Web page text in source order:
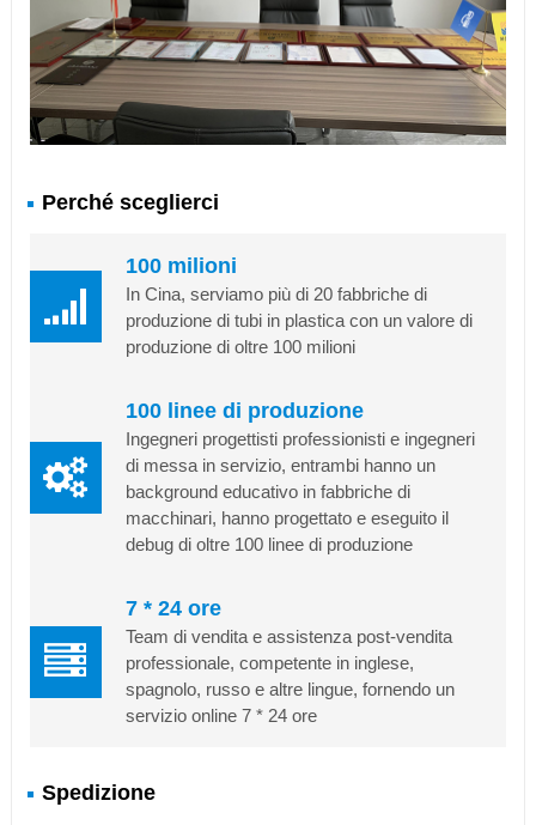
Perché sceglierci
100 milioni
In Cina, serviamo più di 20 fabbriche di
produzione di tubi in plastica con un valore di
produzione di oltre 100 milioni
100 linee di produzione
Ingegneri progettisti professionisti e ingegneri
di messa in servizio, entrambi hanno un
background educativo in fabbriche di
macchinari, hanno progettato e eseguito il
debug di oltre 100 linee di produzione
7 * 24 ore
Team di vendita e assistenza post-vendita
professionale, competente in inglese,
spagnolo, russo e altre lingue, fornendo un
servizio online 7 * 24 ore
Spedizione